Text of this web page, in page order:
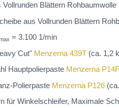
Vollrunden Blättern
aus Vollrunden Blättern
= 3.100 1/min
Cut" Menzerna 439T (ca. 1,2
Hauptpolierpaste Menzerna P14F
Polierpaste Menzerna P126
für Winkelschleifer, Maximale